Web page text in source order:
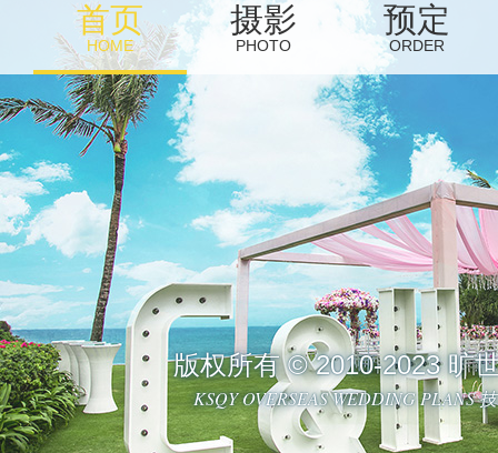
首页
HOME
摄影
PHOTO
预定
ORDER
版权所有 © 2010-2023 旷
KSQY OVERSEAS WEDDING PLANS